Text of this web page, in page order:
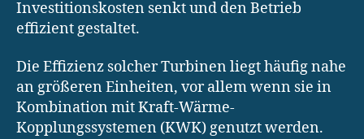
Investitionskosten senkt und den Betrieb
effizient gestaltet.
Die Effizienz solcher Turbinen liegt häufig nahe
an größeren Einheiten, vor allem wenn sie in
Kombination mit Kraft-Wärme-
Kopplungssystemen (KWK) genutzt werden.